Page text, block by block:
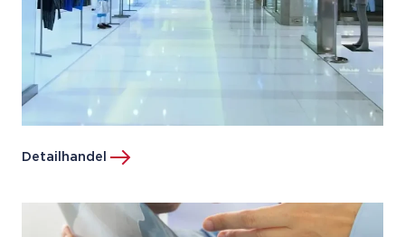
Detailhandel